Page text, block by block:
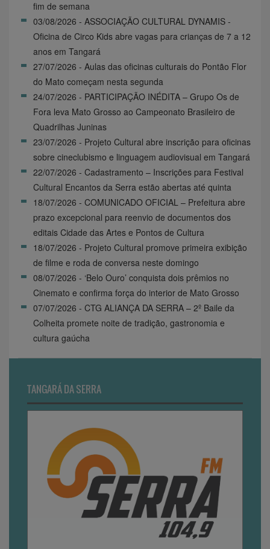
fim de semana
03/08/2026 - ASSOCIAÇÃO CULTURAL DYNAMIS -
Oficina de Circo Kids abre vagas para crianças de 7 a 12
anos em Tangará
27/07/2026 - Aulas das oficinas culturais do Pontão Flor
do Mato começam nesta segunda
24/07/2026 - PARTICIPAÇÃO INÉDITA – Grupo Os de
Fora leva Mato Grosso ao Campeonato Brasileiro de
Quadrilhas Juninas
23/07/2026 - Projeto Cultural abre inscrição para oficinas
sobre cineclubismo e linguagem audiovisual em Tangará
22/07/2026 - Cadastramento – Inscrições para Festival
Cultural Encantos da Serra estão abertas até quinta
18/07/2026 - COMUNICADO OFICIAL – Prefeitura abre
prazo excepcional para reenvio de documentos dos
editais Cidade das Artes e Pontos de Cultura
18/07/2026 - Projeto Cultural promove primeira exibição
de filme e roda de conversa neste domingo
08/07/2026 - ‘Belo Ouro’ conquista dois prêmios no
Cinemato e confirma força do interior de Mato Grosso
07/07/2026 - CTG ALIANÇA DA SERRA – 2º Baile da
Colheita promete noite de tradição, gastronomia e
cultura gaúcha
TANGARÁ DA SERRA